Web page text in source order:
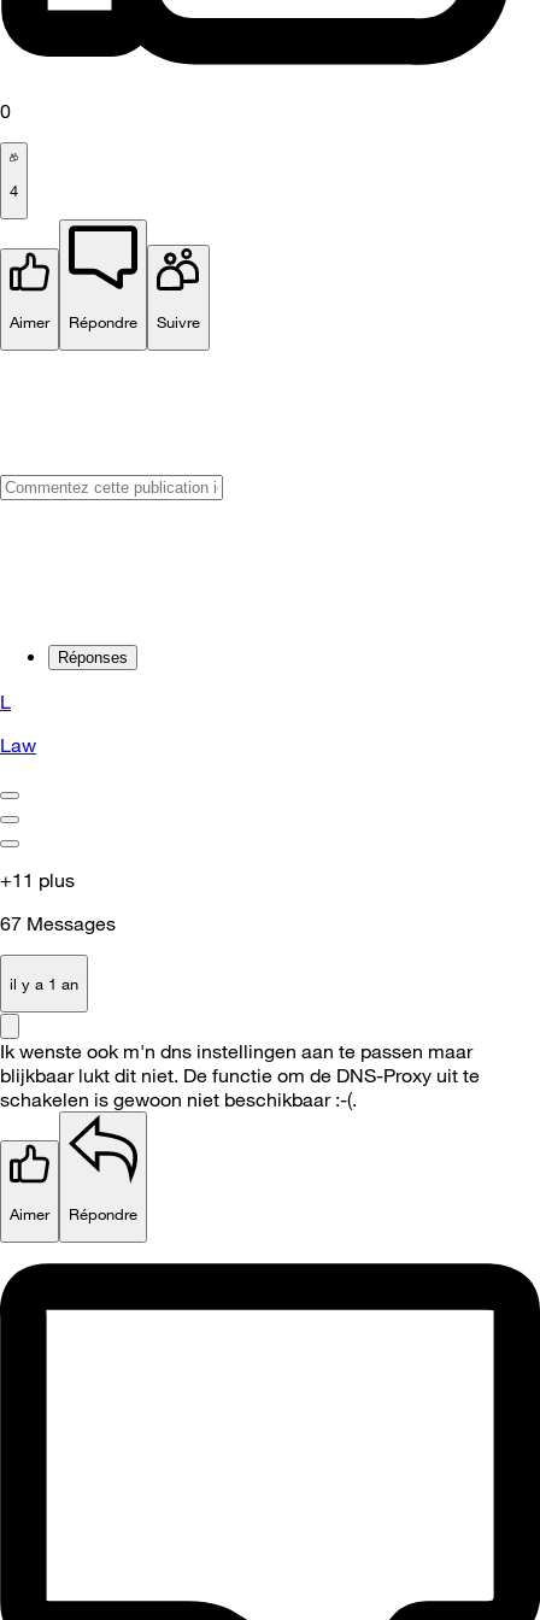
0
4
Aimer Répondre Suivre
Réponses
L
Law
+11 plus
67 Messages
il y a 1 an
Ik wenste ook m'n dns instellingen aan te passen maar
blijkbaar lukt dit niet. De functie om de DNS-Proxy uit te
schakelen is gewoon niet beschikbaar :-(.
Aimer Répondre